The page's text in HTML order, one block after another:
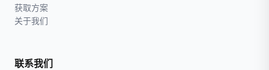
获取方案
关于我们
联系我们